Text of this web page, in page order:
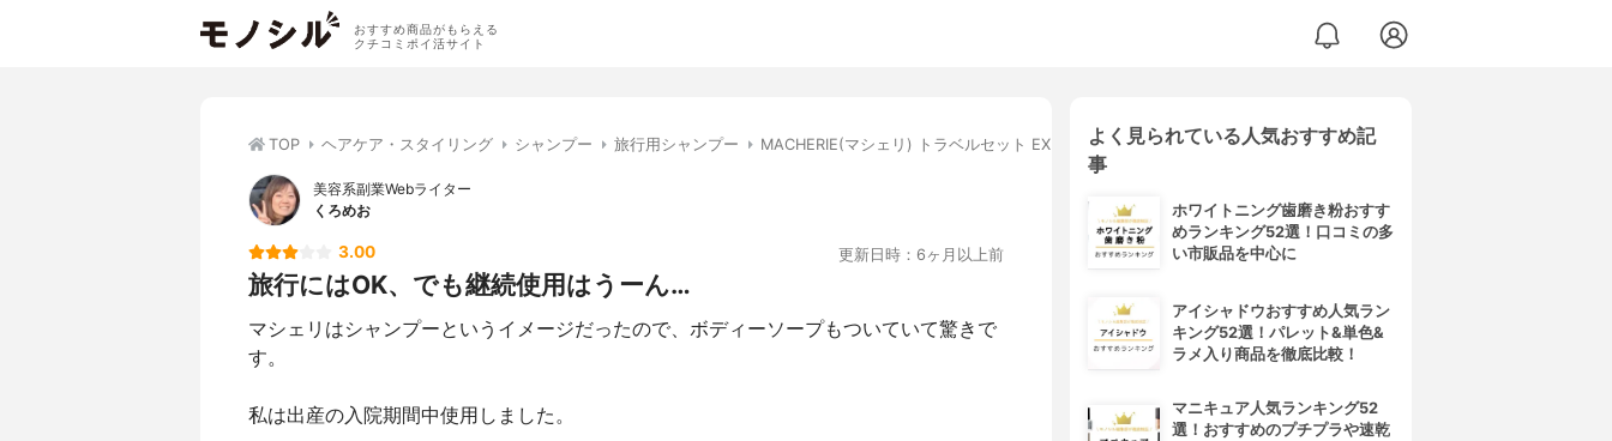
おすすめ商品がもらえる
クチコミポイ活サイト
TOP ヘアケア・スタイリング シャンプー 旅行用シャンプー MACHERIE(マシェリ) トラベルセット EX
美容系副業Webライター
くろめお
3.00 更新日時：6ヶ月以上前
旅行にはOK、でも継続使用はうーん…
マシェリはシャンプーというイメージだったので、ボディーソープもついていて驚きで
す。
私は出産の入院期間中使用しました。
よく見られている人気おすすめ記
事
ホワイトニング歯磨き粉おすす
めランキング52選！口コミの多
い市販品を中心に
アイシャドウおすすめ人気ラン
キング52選！パレット&単色&
ラメ入り商品を徹底比較！
マニキュア人気ランキング52
選！おすすめのプチプラや速乾